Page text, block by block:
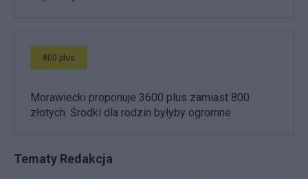
800 plus
Morawiecki proponuje 3600 plus zamiast 800
złotych. Środki dla rodzin byłyby ogromne
Tematy Redakcja